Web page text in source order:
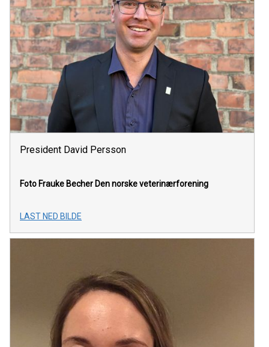
President David Persson
Foto Frauke BecherDen norske veterinærforening
LAST NED BILDE